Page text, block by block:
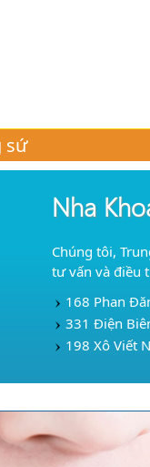
sứ
Nha
Chúng tôi,
tư vấn và điều
168 Phan
331 Điện
198 Xô Viết